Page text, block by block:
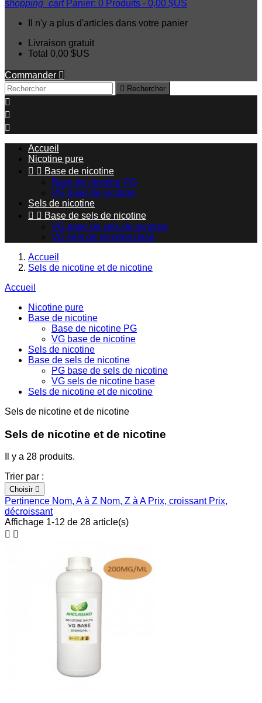
shopping_cart Panier: 0 Produits - 0,00 $US
Il n'y a plus d'articles dans votre panier
Livraison gratuit
Total 0,00 $US
Commander 
 Rechercher



Accueil
Nicotine pure
  Base de nicotine
Base de nicotine PG
VG base de nicotine
Sels de nicotine
  Base de sels de nicotine
PG base de sels de nicotine
VG sels de nicotine base
Accueil
Sels de nicotine et de nicotine
Accueil
Nicotine pure
Base de nicotine
Base de nicotine PG
VG base de nicotine
Sels de nicotine
Base de sels de nicotine
PG base de sels de nicotine
VG sels de nicotine base
Sels de nicotine et de nicotine
Sels de nicotine et de nicotine
Sels de nicotine et de nicotine
Il y a 28 produits.
Trier par :
Choisir 
Pertinence Nom, A à Z Nom, Z à A Prix, croissant Prix,
décroissant
Affichage 1-12 de 28 article(s)
 